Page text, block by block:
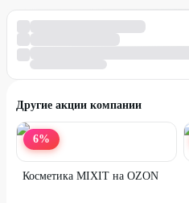
Другие акции компании
6%
Косметика MIXIT на OZON